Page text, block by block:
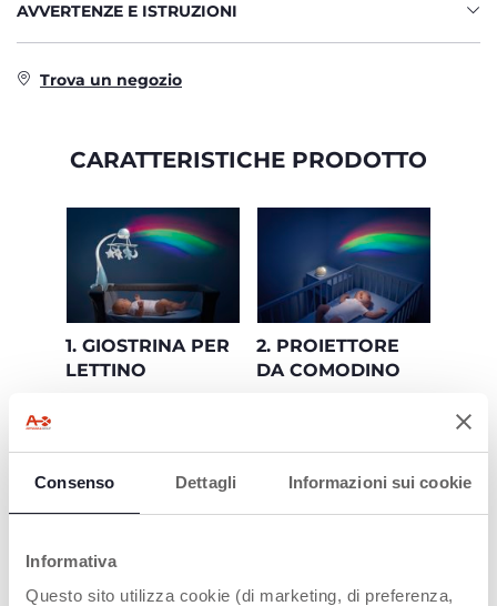
Consenso Dettagli Informazioni sui cookie
Informativa
Questo sito utilizza cookie (di marketing, di preferenza,
AVVERTENZE E ISTRUZIONI
Trova un negozio
CARATTERISTICHE PRODOTTO
1. GIOSTRINA PER
LETTINO
2. PROIETTORE
DA COMODINO
comodino